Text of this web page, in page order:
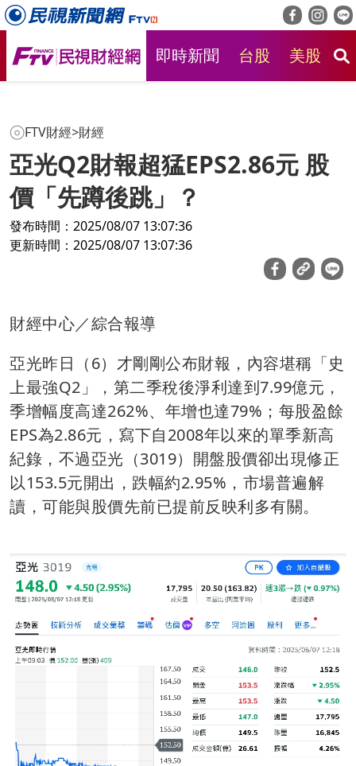
即時新聞 台股 美股
FTV財經>財經
亞光Q2財報超猛EPS2.86元 股
價「先蹲後跳」？
發布時間：2025/08/07 13:07:36
更新時間：2025/08/07 13:07:36
財經中心／綜合報導
亞光昨日（6）才剛剛公布財報，內容堪稱「史
上最強Q2」，第二季稅後淨利達到7.99億元，
季增幅度高達262%、年增也達79%；每股盈餘
EPS為2.86元，寫下自2008年以來的單季新高
紀錄，不過亞光（3019）開盤股價卻出現修正
以153.5元開出，跌幅約2.95%，市場普遍解
讀，可能與股價先前已提前反映利多有關。